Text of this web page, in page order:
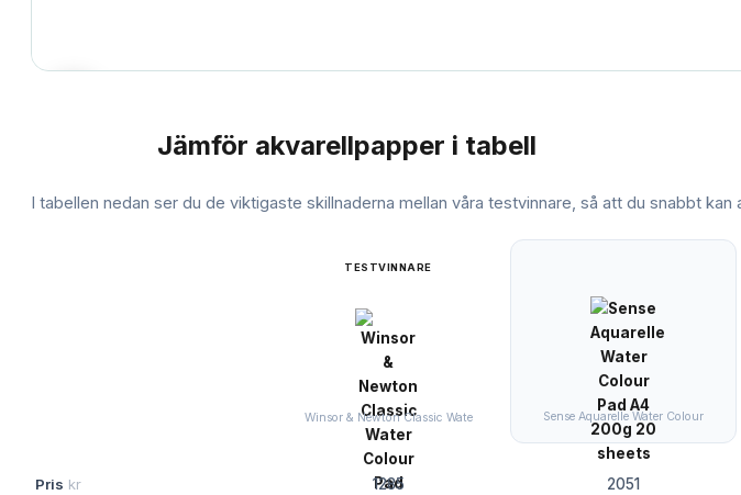
Jämför akvarellpapper i tabell
I tabellen nedan ser du de viktigaste skillnaderna mellan våra testvinnare, så att du snabbt kan
TESTVINNARE
Winsor & Newton Classic Wate Sense Aquarelle Water Colour
Pris kr 1285 2051